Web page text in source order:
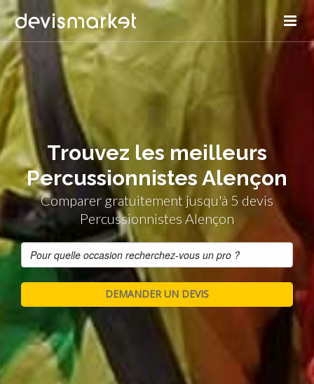
Trouvez les meilleurs
Percussionnistes Alençon
Comparer gratuitement jusqu'à 5 devis
Percussionnistes Alençon